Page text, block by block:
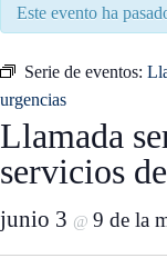
Este evento ha
Serie de eventos:
urgencias
Llamada
servicios
junio 3 @ 9 de la